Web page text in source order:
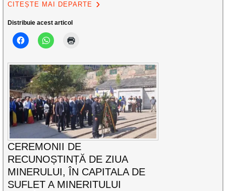
CITEȘTE MAI DEPARTE
Distribuie acest articol
CEREMONII DE
RECUNOȘTINȚĂ DE ZIUA
MINERULUI, ÎN CAPITALA DE
SUFLET A MINERITULUI